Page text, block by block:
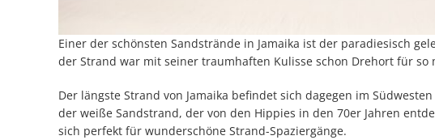
Einer der schönsten Sandstrände in Jamaika ist der paradiesisch
der Strand war mit seiner traumhaften Kulisse schon Drehort für so
Der längste Strand von Jamaika befindet sich dagegen im
der weiße Sandstrand, der von den Hippies in den 70er Jahren
sich perfekt für wunderschöne Strand-Spaziergänge.